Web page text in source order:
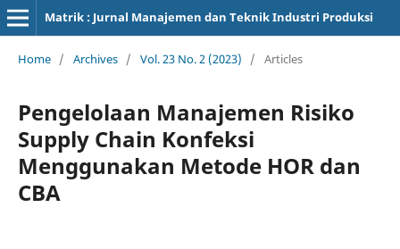
Matrik : Jurnal Manajemen dan Teknik Industri Produksi
Home / Archives / Vol. 23 No. 2 (2023) / Articles
Pengelolaan Manajemen Risiko
Supply Chain Konfeksi
Menggunakan Metode HOR dan
CBA